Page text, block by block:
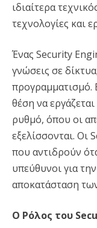
ιδιαίτερα
τεχνολογίες και
Ένας Security
γνώσεις σε
προγραμματισμό.
θέση να
ρυθμό, όπου οι
εξελίσσονται. Οι
που αντιδρούν
υπεύθυνοι για
αποκατάσταση
Ο Ρόλος του